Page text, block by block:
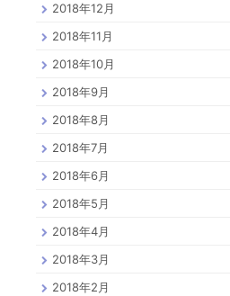
2018年12月
2018年11月
2018年10月
2018年9月
2018年8月
2018年7月
2018年6月
2018年5月
2018年4月
2018年3月
2018年2月